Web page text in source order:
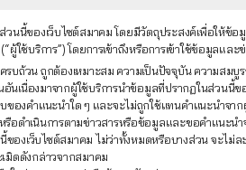
นนี้ของเว็บไซต์สมาคม โดยมีวัตถุประสงค์เพื่อให้
ใช้บริการ”) โดยการเข้าถึงหรือการเข้าใช้ข้อมูล
บถ้วน ถูกต้องเหมาะสม ความเป็นปัจจุบัน ความส
เนื่องมาจากผู้ใช้บริการนำข้อมูลที่ปรากฏในส่วน
องคำแนะนำใด ๆ และจะไม่ถูกใช้แทนคำแนะนำ
ดำเนินการตามข่าวสารหรือข้อมูลและขอคำแนะน
ของเว็บไซต์สมาคม ไม่ว่าทั้งหมดหรือบางส่วน จ
มิดดังกล่าวจากสมาคม